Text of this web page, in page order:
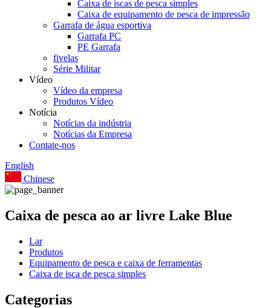
Caixa de iscas de pesca simples
Caixa de equipamento de pesca de impressão
Garrafa de água esportiva
Garrafa PC
PE Garrafa
fivelas
Série Militar
Vídeo
Vídeo da empresa
Produtos Vídeo
Notícia
Notícias da indústria
Notícias da Empresa
Contate-nos
English
Chinese
Caixa de pesca ao ar livre Lake Blue
Lar
Produtos
Equipamento de pesca e caixa de ferramentas
Caixa de isca de pesca simples
Categorias